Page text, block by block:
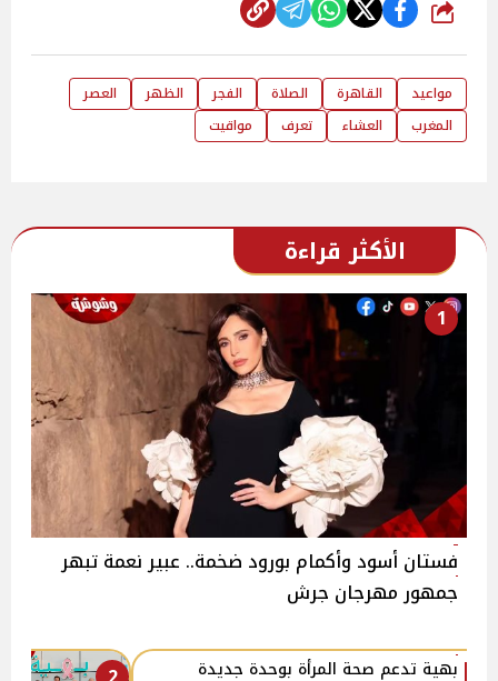
شارك
مواعيد القاهرة الصلاة الفجر الظهر
العصر
المغرب
العشاء تعرف مواقيت
الأكثر قراءة
1
فستان أسود وأكمام بورود ضخمة.. عبير نعمة تبهر
جمهور مهرجان جرش
بهية تدعم صحة المرأة بوحدة جديدة